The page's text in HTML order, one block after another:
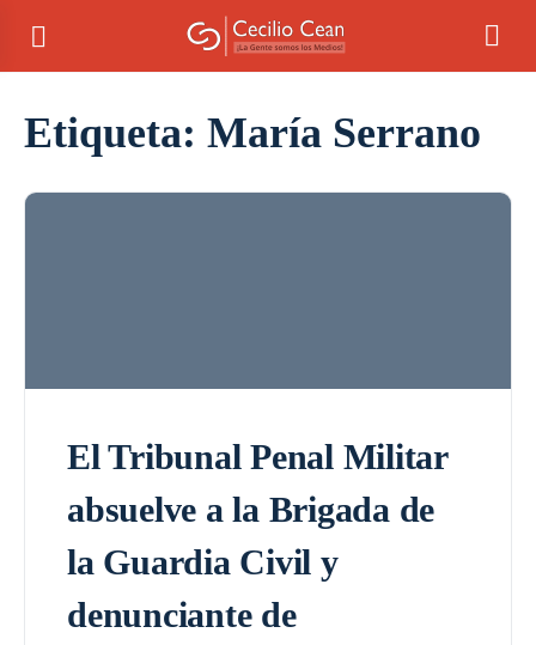
Etiqueta: María Serrano
El Tribunal Penal Militar
absuelve a la Brigada de
la Guardia Civil y
denunciante de